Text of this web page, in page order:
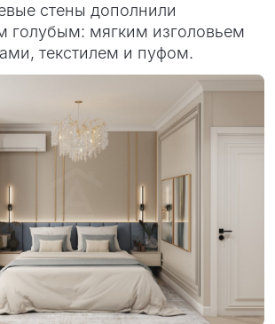
стены дополнили
голубым: мягким изголовьем
текстилем и пуфом.